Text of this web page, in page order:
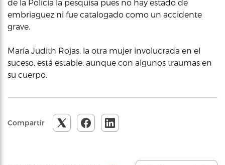
de la Policía la pesquisa pues no hay estado de
embriaguez ni fue catalogado como un accidente
grave.
María Judith Rojas, la otra mujer involucrada en el
suceso, está estable, aunque con algunos traumas en
su cuerpo.
Compartir